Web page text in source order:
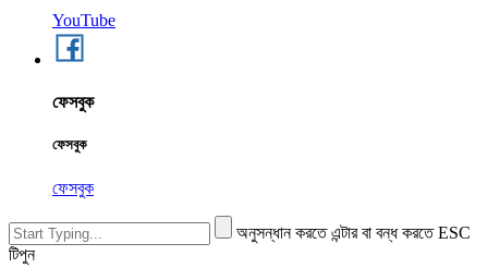
YouTube
ফেসবুক
ফেসবুক
ফেসবুক
অনুসন্ধান করতে এন্টার বা বন্ধ করতে ESC
টিপুন